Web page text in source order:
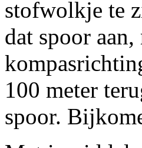
stofwolkje te
dat spoor
100 meter
spoor.